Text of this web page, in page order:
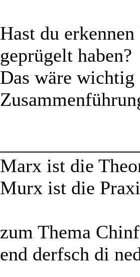
Hast du
geprügelt haben?
Das wäre wichtig
Marx ist die
Murx ist die
zum Thema
end derfsch di